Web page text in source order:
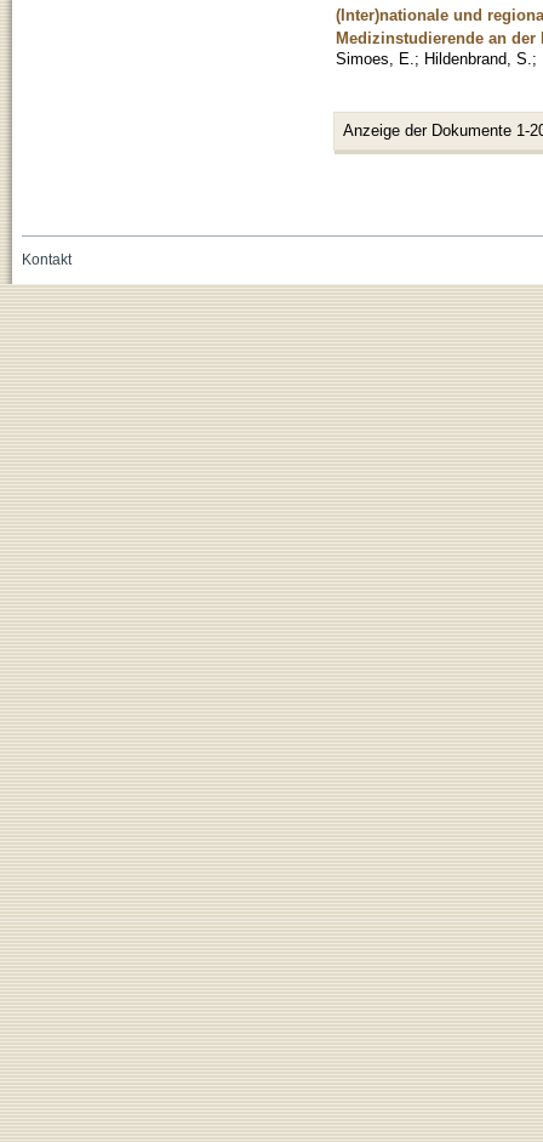
(Inter)nationale und
Medizinstudierende an
Simoes, E. ; Hildenbrand, S. ;
Anzeige der Dokumente 1-
Kontakt